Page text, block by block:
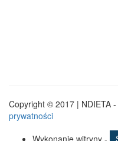
Copyright © 2017 | NDIETA
prywatności